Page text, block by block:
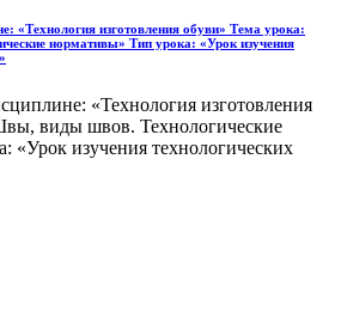
«Технология изготовления обуви» Тема урока:
нормативы» Тип урока: «Урок изучения
«Технология изготовления
виды швов. Технологические
«Урок изучения технологических